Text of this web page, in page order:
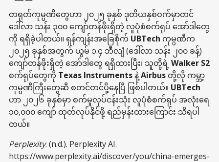
တရုတ်ကုမ္ပဏီတွေဟာ ၂၀၂၅ ခုနှစ် ဒုတိယနှစ်ဝက်မှာတင်
ဒေါ်လာ သန်း ၃၀၀ ကျော်တန်ဖိုးရှိတဲ့ လူပုံစံစက်ရုပ် အော်ဒါတွေ
ကို ရရှိခဲ့ပါတယ်။ ရှန်ကျန်းအခြေစိုက် UBTech ကုမ္ပဏီက
၂၀၂၅ ခုနှစ်အတွက် ယွမ် ၁.၄ ဘီလျံ (ဒေါ်လာ သန်း ၂၀၀ ခန့်)
ကျော်တန်ဖိုးရှိတဲ့ အော်ဒါတွေ ရရှိထားပြီး၊ သူတို့ရဲ့ Walker S2
စက်ရုပ်တွေကို Texas Instrumentsနဲ့Airbus တို့လို ကမ္ဘာ့
ကုမ္ပဏီကြီးတွေဆီ စတင်တင်ပို့နေပြီ ဖြစ်ပါတယ်။ UBTech
ဟာ ၂၀၂၆ ခုနှစ်မှာ စက်မှုလုပ်ငန်းသုံး လူပုံစံစက်ရုပ် အလုံးရေ
၁၀,၀၀၀ ကျော် ထုတ်လုပ်နိုင်ဖို့ ရည်မှန်းထားကြောင်း သိရပါ
တယ်။
Perplexity. (n.d.). Perplexity AI.
https://www.perplexity.ai/discover/you/china-emerges-